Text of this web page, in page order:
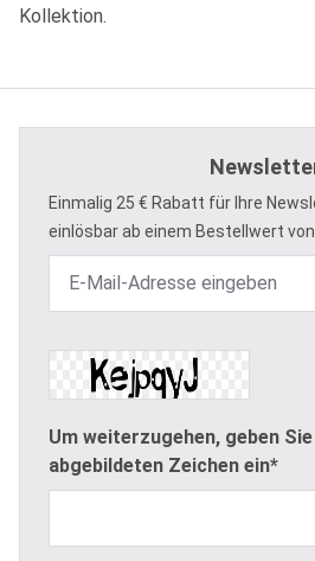
Kollektion.
Einmalig 25 € Rabatt für Ihre
einlösbar ab einem Bestellwert
Um weiterzugehen, geben
abgebildeten Zeichen ein*